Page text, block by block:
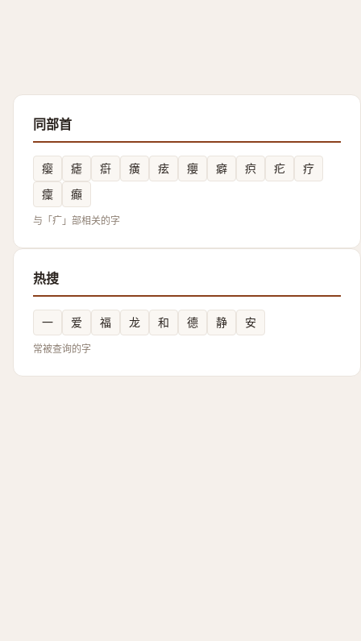
同部首
瘿 瘧 㾵 癀 痃 癭 癖 疻 疕
疗
癛
癲
与「疒」部相关的字
热搜
一 爱 福 龙 和 德 静 安
常被查询的字